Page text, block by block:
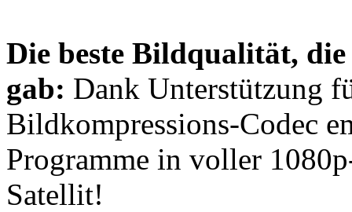
Die beste Bildqualität, die
gab: Dank Unterstützung
Bildkompressions-Codec
Programme in voller
Satellit!